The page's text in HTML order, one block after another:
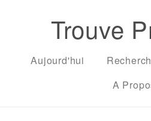
Trouve
Aujourd'hui
A